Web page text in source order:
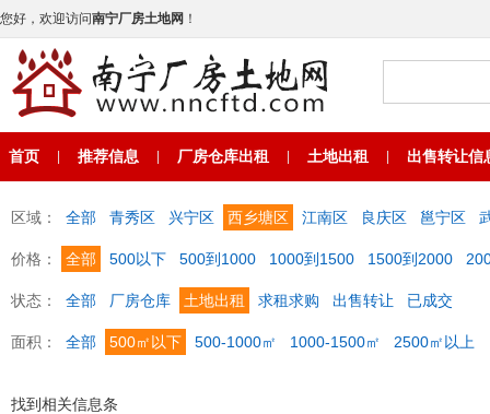
您好，欢迎访问南宁厂房土地网 ！
首页 推荐信息 厂房仓库出租 土地出租 出售转让信
区域： 全部 青秀区 兴宁区 西乡塘区 江南区 良庆区 邕宁区
价格： 全部 500以下 500到1000 1000到1500 1500到2000
状态： 全部 厂房仓库 土地出租 求租求购 出售转让 已成交
面积： 全部 500㎡以下 500-1000㎡ 1000-1500㎡ 2500㎡以上
找到相关信息条